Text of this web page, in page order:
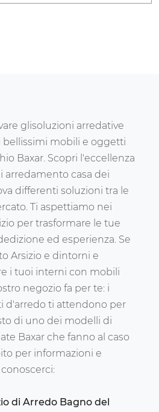
glisoluzioni arredative
bellissimi mobili e oggetti
Baxar. Scopri l'eccellenza
arredamento casa dei
differenti soluzioni tra le
Ti aspettiamo nei
per trasformare le tue
ed esperienza. Se
Arsizio e dintorni e
i tuoi interni con mobili
negozio fa per te: i
d'arredo ti attendono per
di uno dei modelli di
Baxar che fanno al caso
per informazioni e
di Arredo Bagno del